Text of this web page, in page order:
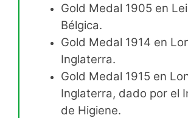
Gold Medal 1905 en
Bélgica.
Gold Medal 1914 en
Inglaterra.
Gold Medal 1915 en
Inglaterra, dado por el
de Higiene.